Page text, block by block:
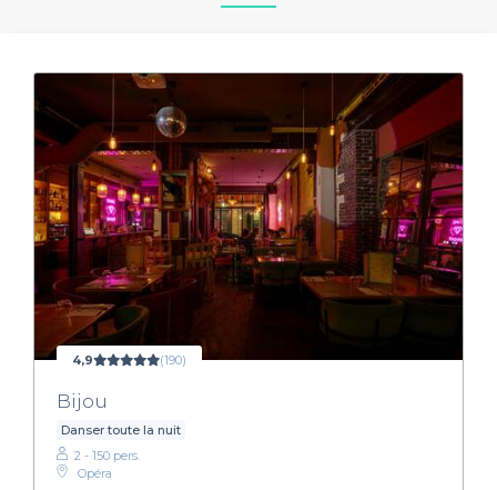
4,9 (190)
Bijou
Danser toute la nuit
2 - 150 pers.
Opéra